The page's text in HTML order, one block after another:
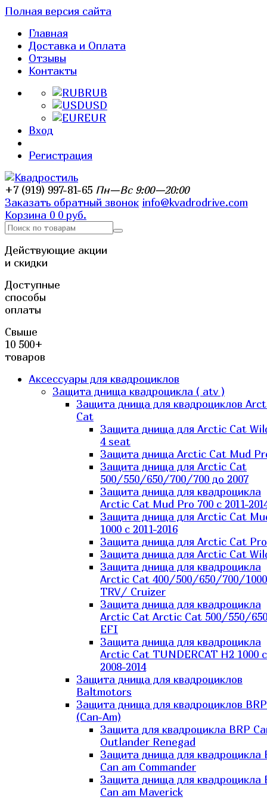
Полная версия сайта
Главная
Доставка и Оплата
Отзывы
Контакты
RUB
USD
EUR
Вход
Регистрация
+7 (919) 997-81-65 Пн—Вс 9:00—20:00
Заказать обратный звонок info@kvadrodrive.com
Корзина 0 0 руб.
Действующие акции
и скидки
Доступные
способы
оплаты
Свыше
10 500+
товаров
Аксессуары для квадроциклов
Защита днища квадроцикла ( atv )
Защита днища для квадроциклов
Cat
Защита днища для Arctic Cat
4 seat
Защита днища Arctic Cat Mud
Защита днища для Arctic Cat
500/550/650/700/700 до 2007
Защита днища для квадроцикла
Arctic Cat Mud Pro 700 с 2011-
Защита днища для Arctic Cat
1000 c 2011-2016
Защита днища для Arctic Cat
Защита днища для Arctic Cat
Защита днища для квадроцикла
Arctic Cat 400/500/650/700/1000
TRV/ Cruizer
Защита днища для квадроцикла
Arctic Cat Arctic Cat 500/550/
EFI
Защита днища для квадроцикла
Arctic Cat TUNDERCAT H2 1000 c
2008-2014
Защита днища для квадроциклов
Baltmotors
Защита днища для квадроциклов BRP
(Can-Am)
Защита для квадроцикла BRP
Outlander Renegad
Защита днища для квадроцикла
Can am Commander
Защита днища для квадроцикла
Can am Maverick